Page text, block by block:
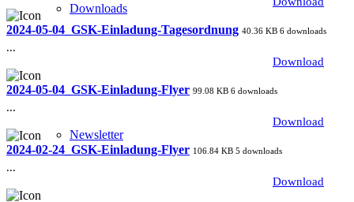
Downloads
Newsletter
2024-05-04_GSK-Einladung-Tagesordnung 40.36 KB 6 downloads
...
Download
2024-05-04_GSK-Einladung-Flyer 99.08 KB 6 downloads
...
Download
2024-02-24_GSK-Einladung-Flyer 106.84 KB 5 downloads
...
Download